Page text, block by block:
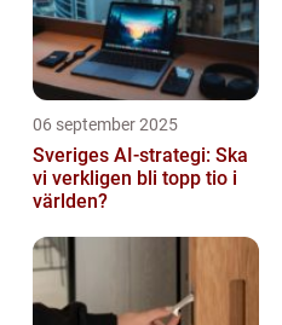
06 september 2025
Sveriges AI-strategi: Ska
vi verkligen bli topp tio i
världen?